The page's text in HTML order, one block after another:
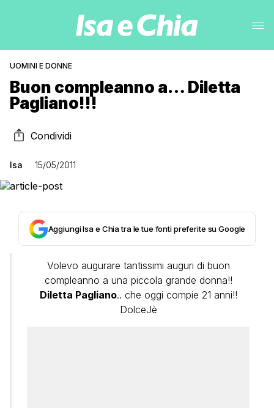
UOMINI E DONNE
Buon compleanno a… Diletta
Pagliano!!!
Condividi
Isa 15/05/2011
Aggiungi Isa e Chia tra le tue fonti preferite su Google
Volevo augurare tantissimi auguri di buon
compleanno a una piccola grande donna!!
Diletta Pagliano.. che oggi compie 21 anni!!
DolceJè